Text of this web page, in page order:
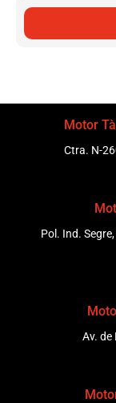
Motor
Ctra. N-
Pol. Ind.
Av. de